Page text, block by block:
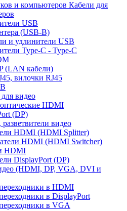
Кабели для
USB
(USB-B)
и удлинители USB
Type-C - Type-C
(LAN кабели)
вилочки RJ45
видео
HDMI
(DP)
видео
HDMI (HDMI Splitter)
HDMI (HDMI Switcher)
HDMI
DisplayPort (DP)
(HDMI, DP, VGA, DVI и
в HDMI
в DisplayPort
в VGA